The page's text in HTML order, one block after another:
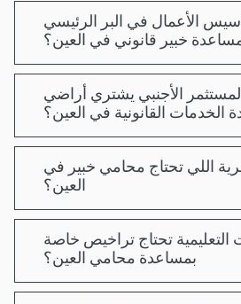
الأعمال في البر الرئيسي
خبير قانوني في العين؟
الأجنبي يشتري أراضي
الخدمات القانونية في العين؟
اللي تحتاج محامي خبير في
العين؟
تحتاج تراخيص خاصة
بمساعدة محامي العين؟